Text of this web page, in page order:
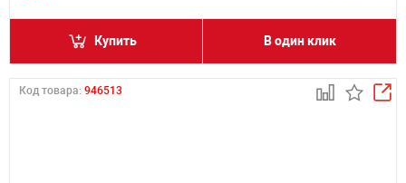
Купить В один клик
Код товара: 946513